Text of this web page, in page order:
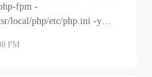
fpm -
local/php/etc/php.ini -y
PM